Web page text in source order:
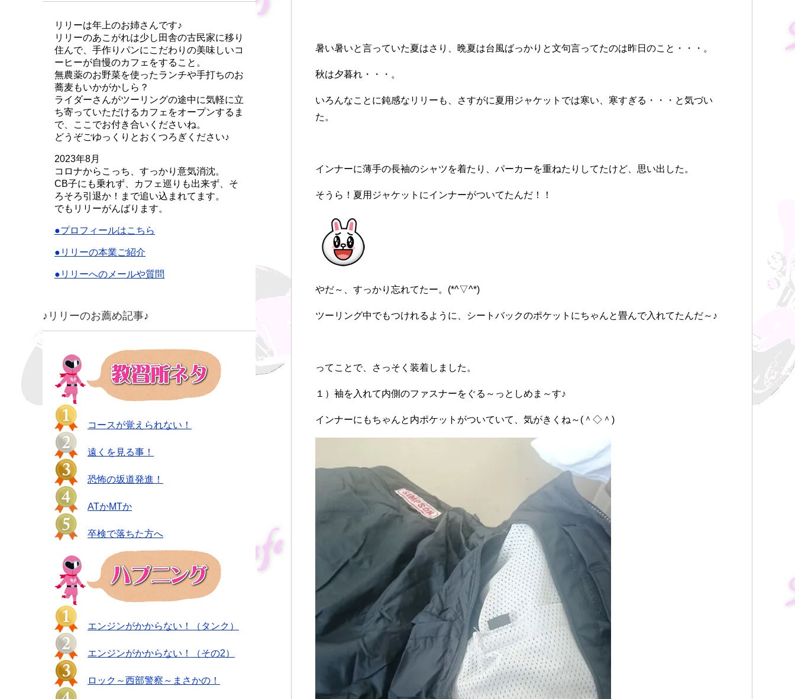
暑い暑いと言っていた夏はさり、晩夏は台風ばっかりと文句言ってたのは昨日のこと・・・。
秋は夕暮れ・・・。
いろんなことに鈍感なリリーも、さすがに夏用ジャケットでは寒い、寒すぎる・・・と気づい
た。
インナーに薄手の長袖のシャツを着たり、パーカーを重ねたりしてたけど、思い出した。
そうら！夏用ジャケットにインナーがついてたんだ！！
やだ～、すっかり忘れてたー。(*^▽^*)
ツーリング中でもつけれるように、シートバックのポケットにちゃんと畳んで入れてたんだ～♪
ってことで、さっそく装着しました。
１）袖を入れて内側のファスナーをぐる～っとしめま～す♪
インナーにもちゃんと内ポケットがついていて、気がきくね～(＾◇＾)
リリーは年上のお姉さんです♪
リリーのあこがれは少し田舎の古民家に移り
住んで、手作りパンにこだわりの美味しいコ
ーヒーが自慢のカフェをすること。
無農薬のお野菜を使ったランチや手打ちのお
蕎麦もいかがかしら？
ライダーさんがツーリングの途中に気軽に立
ち寄っていただけるカフェをオープンするま
で、ここでお付き合いくださいね。
どうぞごゆっくりとおくつろぎください♪
2023年8月
コロナからこっち、すっかり意気消沈。
CB子にも乗れず、カフェ巡りも出来ず、そ
ろそろ引退か！まで追い込まれてます。
でもリリーがんばります。
●プロフィールはこちら
●リリーの本業ご紹介
●リリーへのメールや質問
♪リリーのお薦め記事♪
コースが覚えられない！
遠くを見る事！
恐怖の坂道発進！
ATかMTか
卒検で落ちた方へ
エンジンがかからない！（タンク）
エンジンがかからない！（その2）
ロック～西部警察～まさかの！